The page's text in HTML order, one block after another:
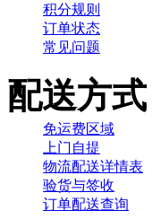
积分规则
订单状态
常见问题
配送方式
免运费区域
上门自提
物流配送详情表
验货与签收
订单配送查询